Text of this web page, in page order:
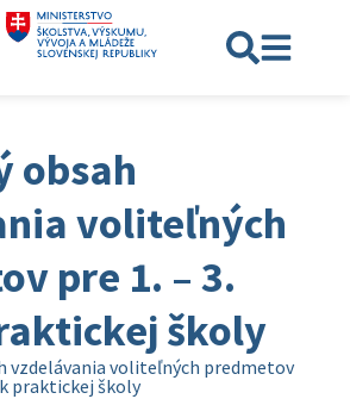
obsah
voliteľných
pre 1. – 3.
školy
vzdelávania voliteľných predmetov
praktickej školy